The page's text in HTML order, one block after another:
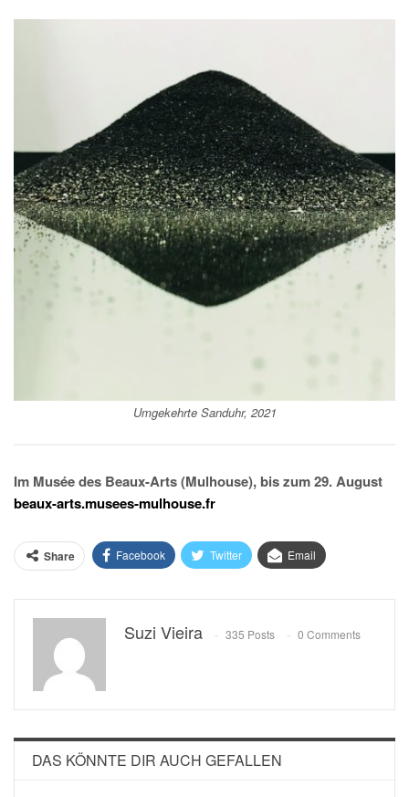
Umgekehrte Sanduhr, 2021
Im Musée des Beaux-Arts (Mulhouse), bis zum 29. August
beaux-arts.musees-mulhouse.fr
Share Facebook Twitter Email
Suzi Vieira 335 Posts 0 Comments
DAS KÖNNTE DIR AUCH GEFALLEN